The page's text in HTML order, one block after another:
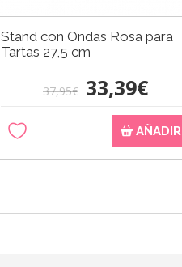
Stand con Ondas Rosa para
Tartas 27,5 cm
37,95€ 33,39€
AÑADIR